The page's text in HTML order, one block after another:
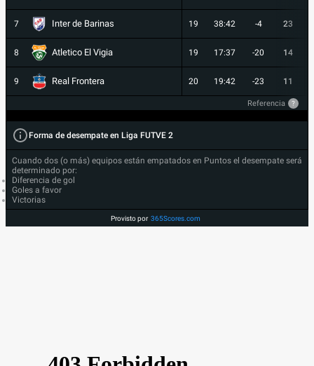
7 Inter de Barinas 19 38:42 -4 23
8 Atletico El Vigia 19 17:37 -20 14
9 Real Frontera 20 19:42 -23 11
Referencia ?
Forma de desempate en Liga FUTVE 2
Cuando dos (o más) equipos están empatados en Puntos el desempate será
determinado por:
Diferencia de gol
Goles a favor
Victorias
Provisto por 365Scores.com